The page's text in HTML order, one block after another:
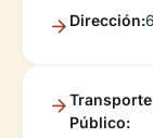
Dirección:
Transporte
Público: